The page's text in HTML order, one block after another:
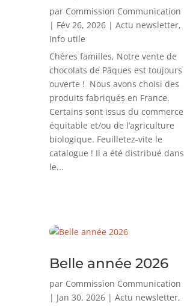
par Commission Communication
| Fév 26, 2026 |Actu newsletter,
Info utile
Chères familles, Notre vente de
chocolats de Pâques est toujours
ouverte ! Nous avons choisi des
produits fabriqués en France.
Certains sont issus du commerce
équitable et/ou de l’agriculture
biologique. Feuilletez-vite le
catalogue ! Il a été distribué dans
le...
Belle année 2026
par Commission Communication
| Jan 30, 2026 |Actu newsletter,